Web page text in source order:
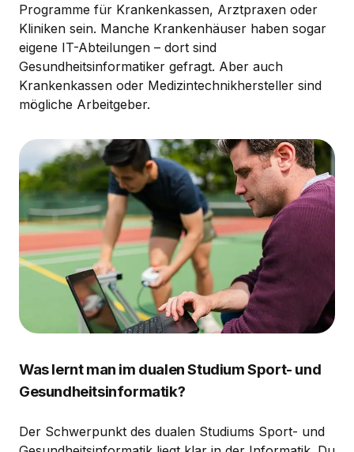
Programme für Krankenkassen, Arztpraxen oder
Kliniken sein. Manche Krankenhäuser haben sogar
eigene IT-Abteilungen – dort sind
Gesundheitsinformatiker gefragt. Aber auch
Krankenkassen oder Medizintechnikhersteller sind
mögliche Arbeitgeber.
Was lernt man im dualen Studium Sport- und
Gesundheitsinformatik?
Der Schwerpunkt des dualen Studiums Sport- und